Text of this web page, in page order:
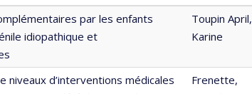
par les enfants
idiopathique et
Toupin April,
Karine
niveaux d’interventions médicales
Frenette,